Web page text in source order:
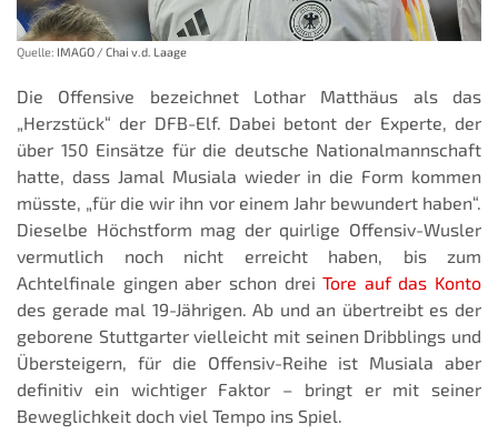
Quelle: IMAGO / Chai v.d. Laage
Die Offensive bezeichnet Lothar Matthäus als das
„Herzstück“ der DFB-Elf. Dabei betont der Experte, der
über 150 Einsätze für die deutsche Nationalmannschaft
hatte, dass Jamal Musiala wieder in die Form kommen
müsste, „für die wir ihn vor einem Jahr bewundert haben“.
Dieselbe Höchstform mag der quirlige Offensiv-Wusler
vermutlich noch nicht erreicht haben, bis zum
Achtelfinale gingen aber schon dreiTore auf das Konto
des gerade mal 19-Jährigen. Ab und an übertreibt es der
geborene Stuttgarter vielleicht mit seinen Dribblings und
Übersteigern, für die Offensiv-Reihe ist Musiala aber
definitiv ein wichtiger Faktor – bringt er mit seiner
Beweglichkeit doch viel Tempo ins Spiel.